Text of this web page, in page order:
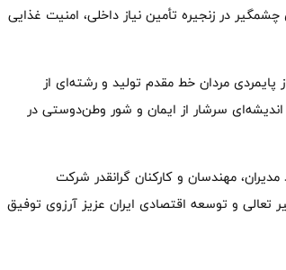
در زنجیره تأمین نیاز داخلی، امنیت غذایی
مردان خط مقدم تولید و رشته‌ای از
سرشار از ایمان و شور وطن‌دوستی در
مهندسان و کارکنان گرانقدر شرکت
و توسعه اقتصادی ایران عزیز آرزوی توفیق